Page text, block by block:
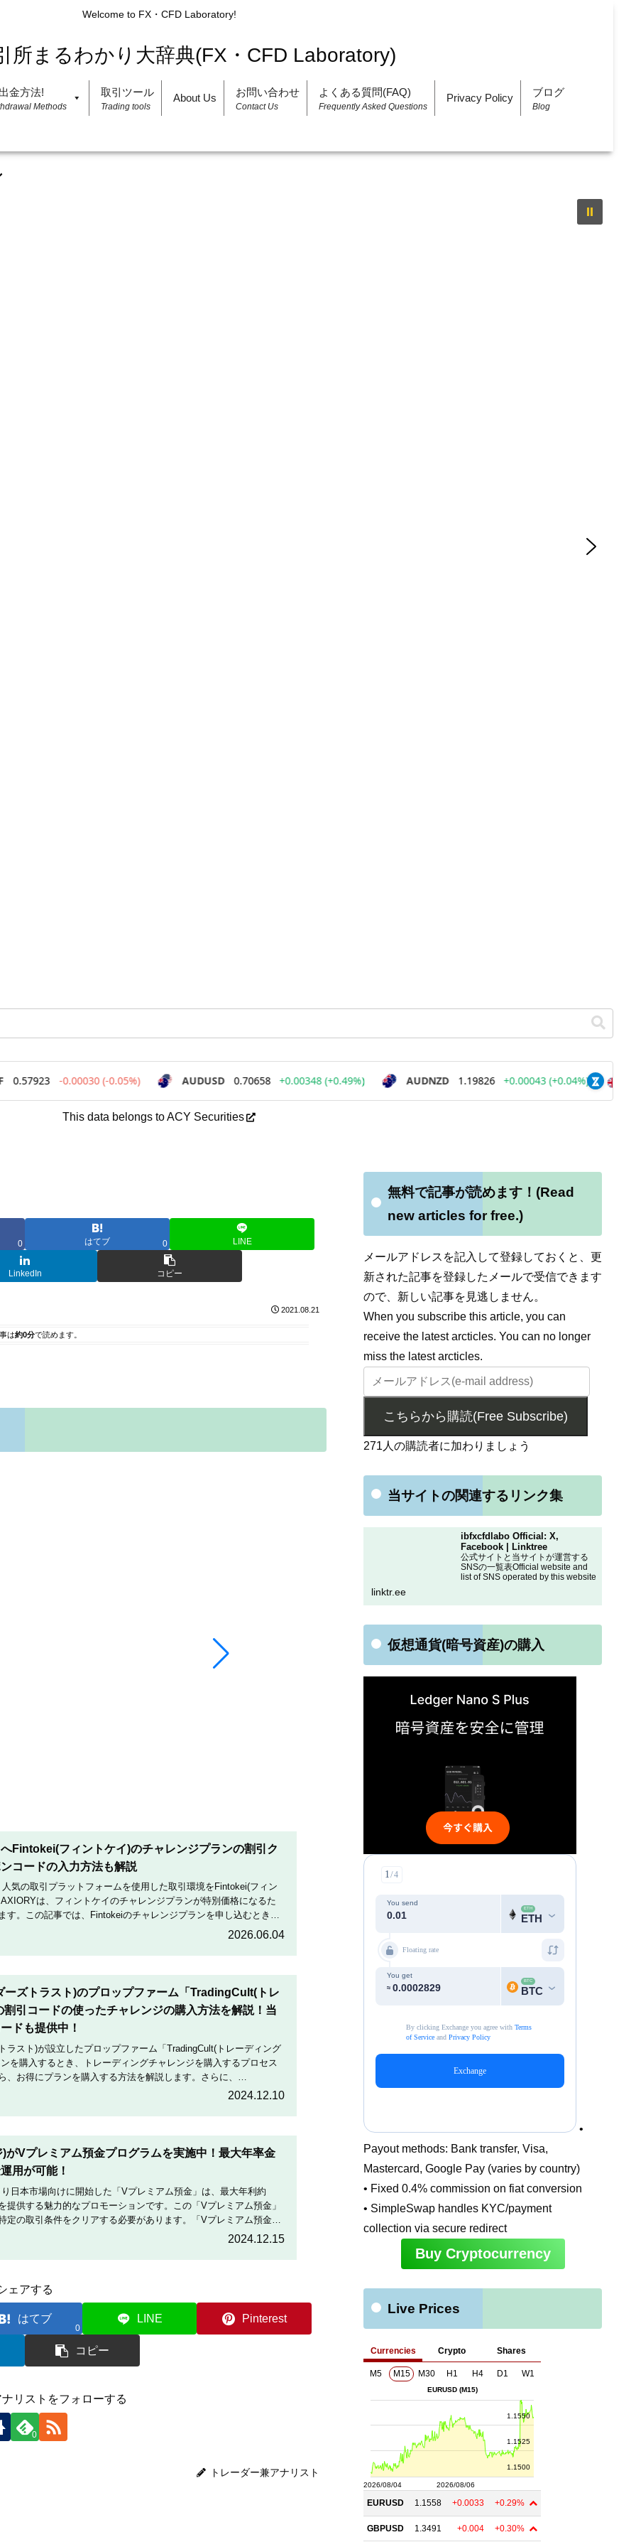
Welcome to FX・CFD Laboratory!
金方法!
Methods
取引ツール
Trading tools
About Us お問い合わせ
Contact Us
よくある質問(FAQ)
Frequently Asked Questions
Privacy Policy ブログ
Blog
This data belongs to ACY Securities
0 はてブ 0 LINE
LinkedIn コピー
2021.08.21
は約0分で読めます。
Fintokei(フィントケイ)のチャレンジプランの割引ク
コードの入力方法も解説
気の取引プラットフォームを使用した取引環境をFintokei(フィン
は、フィントケイのチャレンジプランが特別価格になるた
す。この記事では、Fintokeiのチャレンジプランを申し込むときの
2026.06.04
ズトラスト)のプロップファーム「TradingCult(トレ
割引コードの使ったチャレンジの購入方法を解説！当
ドも提供中！
ラスト)が設立したプロップファーム「TradingCult(トレーディング
を購入するとき、トレーディングチャレンジを購入するプロセス
、お得にプランを購入する方法を解説します。さらに、
施している割引コードとお得な割引コードを紹介します。2024.12.10
がVプレミアム預金プログラムを実施中！最大年率金
用が可能！
日本市場向けに開始した「Vプレミアム預金」は、最大年利約
提供する魅力的なプロモーションです。この「Vプレミアム預金」
定の取引条件をクリアする必要があります。「Vプレミアム預金」
しっかりと読んで、条件をよく確認した後で参加しましょう。
2024.12.15
ェアする
はてブ
0
LINE Pinterest
コピー
ナリストをフォローする
0
トレーダー兼アナリスト
無料で記事が読めます！(Read
new articles for free.)
メールアドレスを記入して登録しておくと、更
新された記事を登録したメールで受信できます
ので、新しい記事を見逃しません。
When you subscribe this article, you can
receive the latest arcticles. You can no longer
miss the latest arcticles.
こちらから購読(Free Subscribe)
271人の購読者に加わりましょう
当サイトの関連するリンク集
ibfxcfdlabo Official: X,
Facebook | Linktree
公式サイトと当サイトが運営する
SNSの一覧表Official website and
list of SNS operated by this website
linktr.ee
仮想通貨(暗号資産)の購入
•
Payout methods: Bank transfer, Visa,
Mastercard, Google Pay (varies by country)
• Fixed 0.4% commission on fiat conversion
• SimpleSwap handles KYC/payment
collection via secure redirect
Buy Cryptocurrency
Live Prices